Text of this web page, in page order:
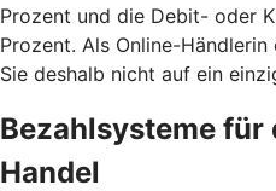
Prozent und die Debit- oder
Prozent. Als Online-
Sie deshalb nicht auf ein
Bezahlsysteme für
Handel